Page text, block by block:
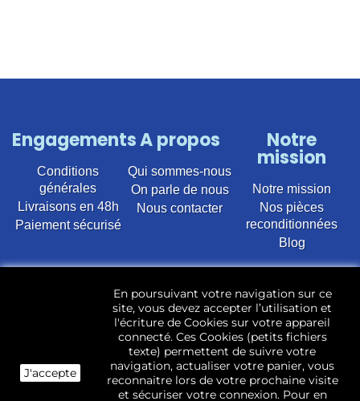
Engagements
Conditions
générales
Livraisons en 48h
Paiement sécurisé
A propos
Qui sommes-nous
On parle de nous
Nous contacter
Notre
mission
Notre mission
Nos pièces
reconditionnées
Blog
d’occasion pour toutes marques et modèles. Plus de
22 400 références (Lave-linge, Sèche-linge, Lave-
vaisselle, Micro-ondes, Fours, Cuisinières, Plaques de
cuisson, Réfrigérateurs, Congélateurs, aspirateurs,
Télévisions, LCD, Plasma, Téléviseur.)
Les pièces d’occasion sont révisées, testées pas nos
J'accepte
En poursuivant votre navigation sur ce
site, vous devez accepter l’utilisation et
l'écriture de Cookies sur votre appareil
connecté. Ces Cookies (petits fichiers
texte) permettent de suivre votre
navigation, actualiser votre panier, vous
reconnaitre lors de votre prochaine visite
et sécuriser votre connexion. Pour en